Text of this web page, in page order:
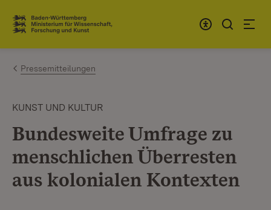
Zum Inhalt springen
Link zur Startseite
Pressemitteilungen
KUNST UND KULTUR
Bundesweite Umfrage zu
menschlichen Überresten
aus kolonialen Kontexten